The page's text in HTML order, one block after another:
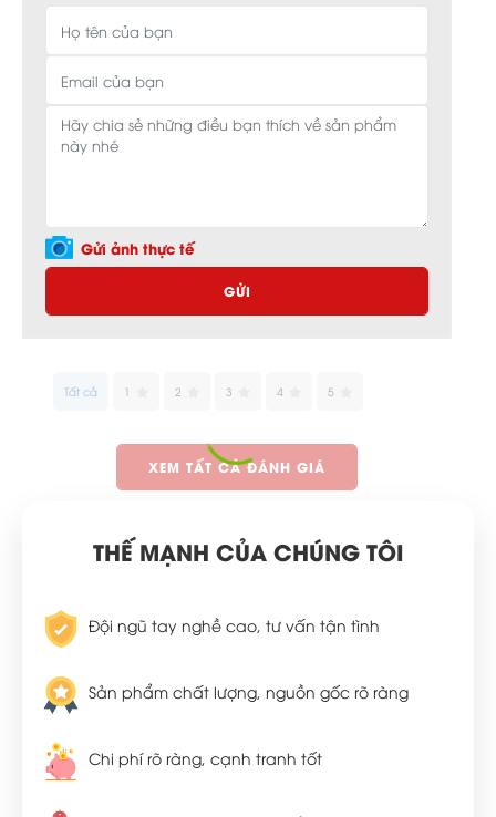
Gửi ảnh thực tế
GỬI
Tất cả 1 2 3 4 5
XEM TẤT CẢ ĐÁNH GIÁ
THẾ MẠNH CỦA CHÚNG TÔI
Đội ngũ tay nghề cao, tư vấn tận tình
Sản phẩm chất lượng, nguồn gốc rõ ràng
Chi phí rõ ràng, cạnh tranh tốt